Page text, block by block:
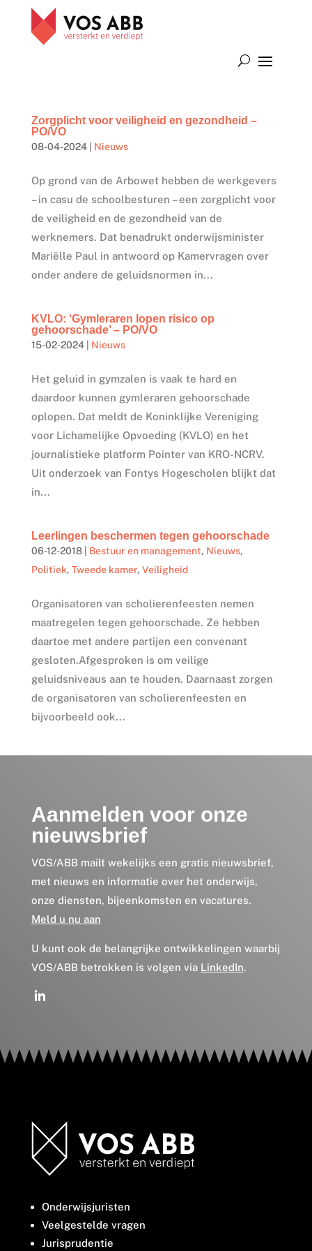
Zorgplicht voor veiligheid en gezondheid –
PO/VO
08-04-2024| Nieuws
Op grond van de Arbowet hebben de werkgevers
– in casu de schoolbesturen – een zorgplicht voor
de veiligheid en de gezondheid van de
werknemers. Dat benadrukt onderwijsminister
Mariëlle Paul in antwoord op Kamervragen over
onder andere de geluidsnormen in...
KVLO: ‘Gymleraren lopen risico op
gehoorschade’ – PO/VO
15-02-2024| Nieuws
Het geluid in gymzalen is vaak te hard en
daardoor kunnen gymleraren gehoorschade
oplopen. Dat meldt de Koninklijke Vereniging
voor Lichamelijke Opvoeding (KVLO) en het
journalistieke platform Pointer van KRO-NCRV.
Uit onderzoek van Fontys Hogescholen blijkt dat
in...
Leerlingen beschermen tegen gehoorschade
06-12-2018| Bestuur en management, Nieuws,
Politiek, Tweede kamer, Veiligheid
Organisatoren van scholierenfeesten nemen
maatregelen tegen gehoorschade. Ze hebben
daartoe met andere partijen een convenant
gesloten.Afgesproken is om veilige
geluidsniveaus aan te houden. Daarnaast zorgen
de organisatoren van scholierenfeesten en
bijvoorbeeld ook...
Aanmelden voor onze
nieuwsbrief
VOS/ABB mailt wekelijks een gratis nieuwsbrief,
met nieuws en informatie over het onderwijs,
onze diensten, bijeenkomsten en vacatures.
Meld u nu aan
U kunt ook de belangrijke ontwikkelingen waarbij
VOS/ABB betrokken is volgen via LinkedIn.
Onderwijsjuristen
Veelgestelde vragen
Jurisprudentie